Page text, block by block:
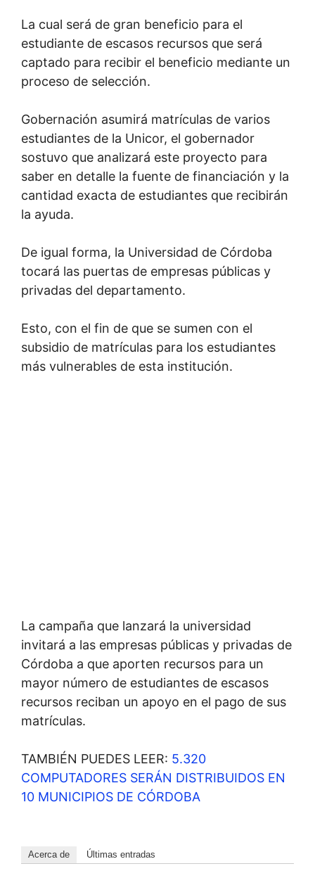
La cual será de gran beneficio para el
estudiante de escasos recursos que será
captado para recibir el beneficio mediante un
proceso de selección.
Gobernación asumirá matrículas de varios
estudiantes de la Unicor, el gobernador
sostuvo que analizará este proyecto para
saber en detalle la fuente de financiación y la
cantidad exacta de estudiantes que recibirán
la ayuda.
De igual forma, la Universidad de Córdoba
tocará las puertas de empresas públicas y
privadas del departamento.
Esto, con el fin de que se sumen con el
subsidio de matrículas para los estudiantes
más vulnerables de esta institución.
La campaña que lanzará la universidad
invitará a las empresas públicas y privadas de
Córdoba a que aporten recursos para un
mayor número de estudiantes de escasos
recursos reciban un apoyo en el pago de sus
matrículas.
TAMBIÉN PUEDES LEER: 5.320
COMPUTADORES SERÁN DISTRIBUIDOS EN
10 MUNICIPIOS DE CÓRDOBA
Acerca de Últimas entradas